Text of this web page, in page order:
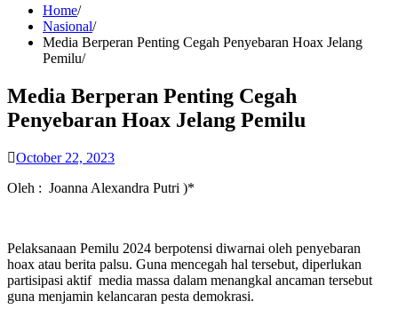
Home
Nasional
Media Berperan Penting Cegah Penyebaran Hoax Jelang
Pemilu
Media Berperan Penting Cegah
Penyebaran Hoax Jelang Pemilu
October 22, 2023
Oleh : Joanna Alexandra Putri )*
Pelaksanaan Pemilu 2024 berpotensi diwarnai oleh penyebaran
hoax atau berita palsu. Guna mencegah hal tersebut, diperlukan
partisipasi aktif media massa dalam menangkal ancaman tersebut
guna menjamin kelancaran pesta demokrasi.